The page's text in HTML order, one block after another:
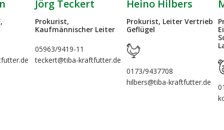
Jörg Teckert
Prokurist,
Kaufmännischer Leiter
05963/9419-11
teckert@tiba-kraftfutter.de
Heino Hilbers
Prokurist, Leiter Vertrieb
Geflügel
0173/9437708
hilbers@tiba-kraftfutter.de